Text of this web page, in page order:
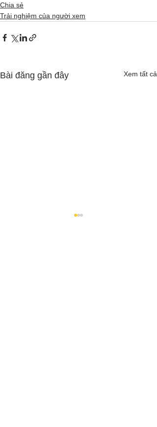
Chia sẻ
Trải nghiệm của người xem
Bài đăng gần đây Xem tất cả